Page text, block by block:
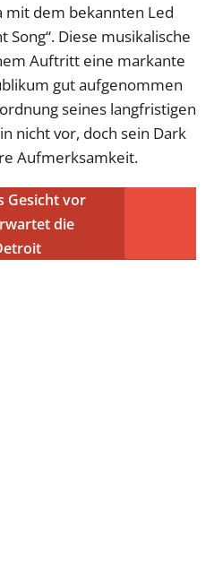
dem bekannten Led
Diese musikalische
Auftritt eine markante
gut aufgenommen
seines langfristigen
nicht vor, doch sein Dark
Aufmerksamkeit.
Gesicht vor
die